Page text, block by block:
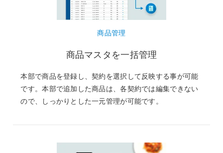
商品管理
商品マスタを一括管理
本部で商品を登録し、契約を選択して反映する事が可能
です。本部で追加した商品は、各契約では編集できない
ので、しっかりとした一元管理が可能です。